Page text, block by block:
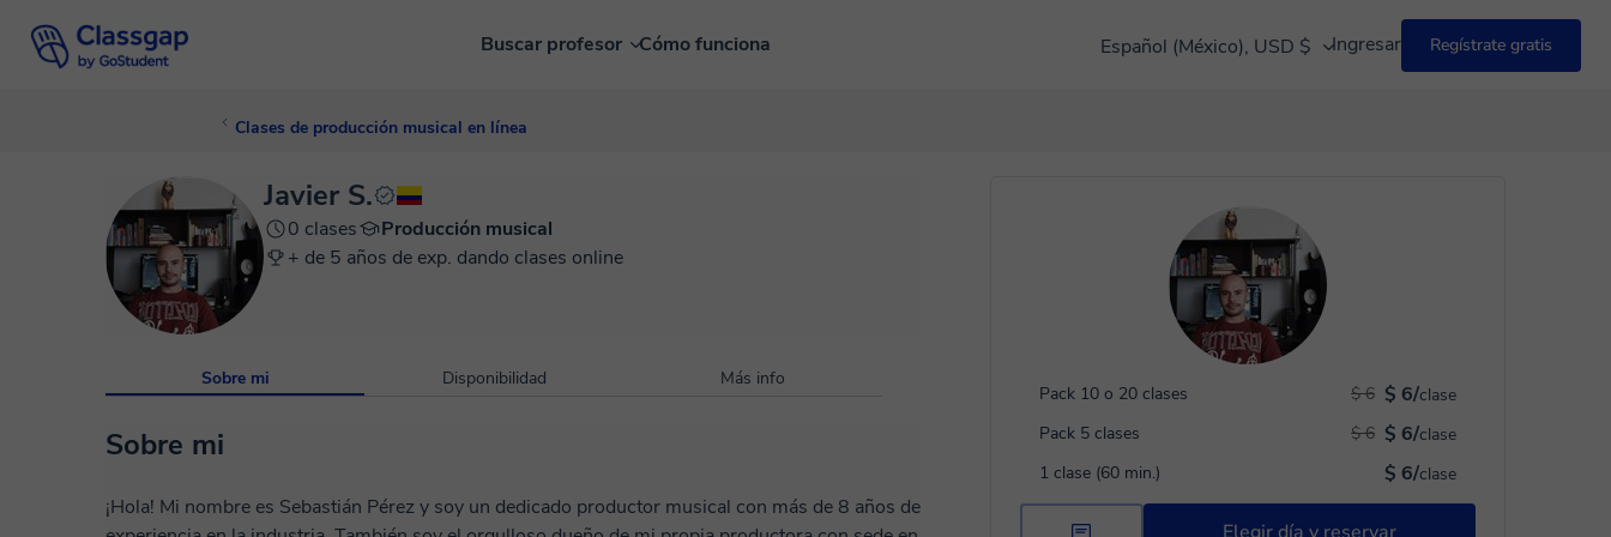
Buscar profesor Cómo funciona Español (México), USD $ Ingresar Regístrate gratis
Clases de producción musical en línea
Pack 10 o 20 clases $ 6/clase
$ 6
Pack 5 clases
$ 6/clase
$ 6
1 clase (60 min.)
$ 6/clase
Javier S.
0 clases
Producción musical
+ de 5 años de exp. dando clases online
Sobre mi Disponibilidad Más info
Sobre mi
¡Hola! Mi nombre es Sebastián Pérez y soy un dedicado productor musical con más de 8 años de